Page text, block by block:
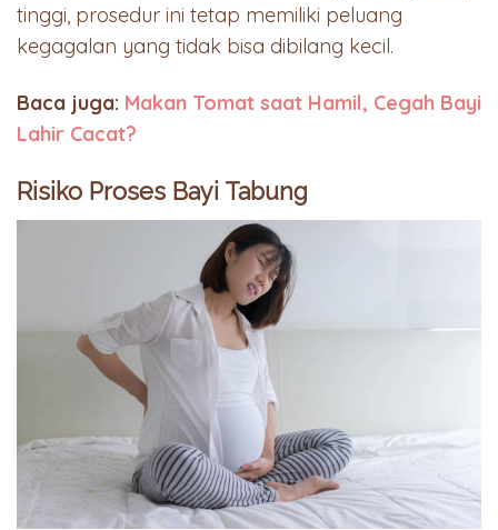
tinggi, prosedur ini tetap memiliki peluang
kegagalan yang tidak bisa dibilang kecil.
Baca juga: Makan Tomat saat Hamil, Cegah Bayi
Lahir Cacat?
Risiko Proses Bayi Tabung